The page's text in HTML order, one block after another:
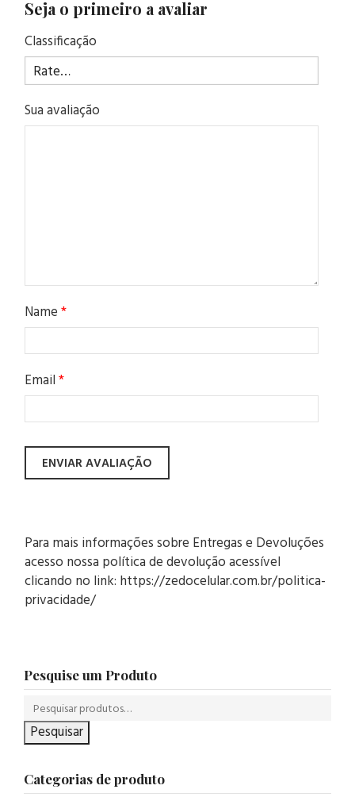
Seja o primeiro a avaliar
Classificação
Sua avaliação
Name*
Email*
Para mais informações sobre Entregas e Devoluções
acesso nossa política de devolução acessível
clicando no link: https://zedocelular.com.br/politica-
privacidade/
Pesquise um Produto
Pesquisar
Categorias de produto